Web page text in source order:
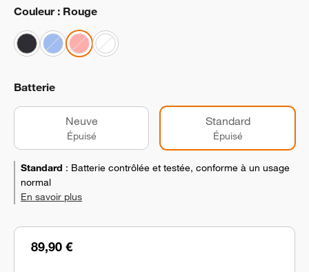
89,90 €
Couleur : Rouge
Batterie
Neuve
Épuisé
Standard
Épuisé
Standard : Batterie contrôlée et testée, conforme à un usage
normal
En savoir plus